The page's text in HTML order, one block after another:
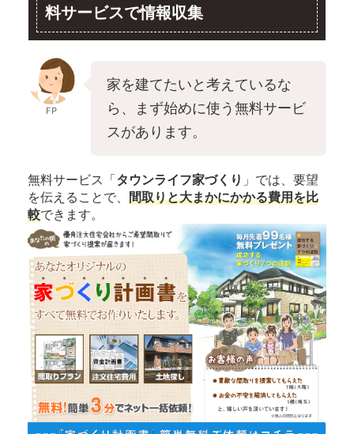
料サービスで情報収集
FP
家を建てたいと考えているな
ら、まず始めに使う無料サービ
スがあります。
無料サービス「タウンライフ家づくり 」では、要望
を伝えることで、 間取りと大まかにかかる費用を比
較できます。